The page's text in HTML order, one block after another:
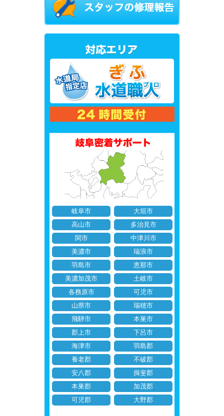
岐阜市
大垣市
高山市
多治見市
関市
中津川市
美濃市
瑞浪市
羽島市
恵那市
美濃加茂市
土岐市
各務原市
可児市
山県市
瑞穂市
飛騨市
本巣市
郡上市
下呂市
海津市
羽島郡
養老郡
不破郡
安八郡
揖斐郡
本巣郡
加茂郡
可児郡
大野郡